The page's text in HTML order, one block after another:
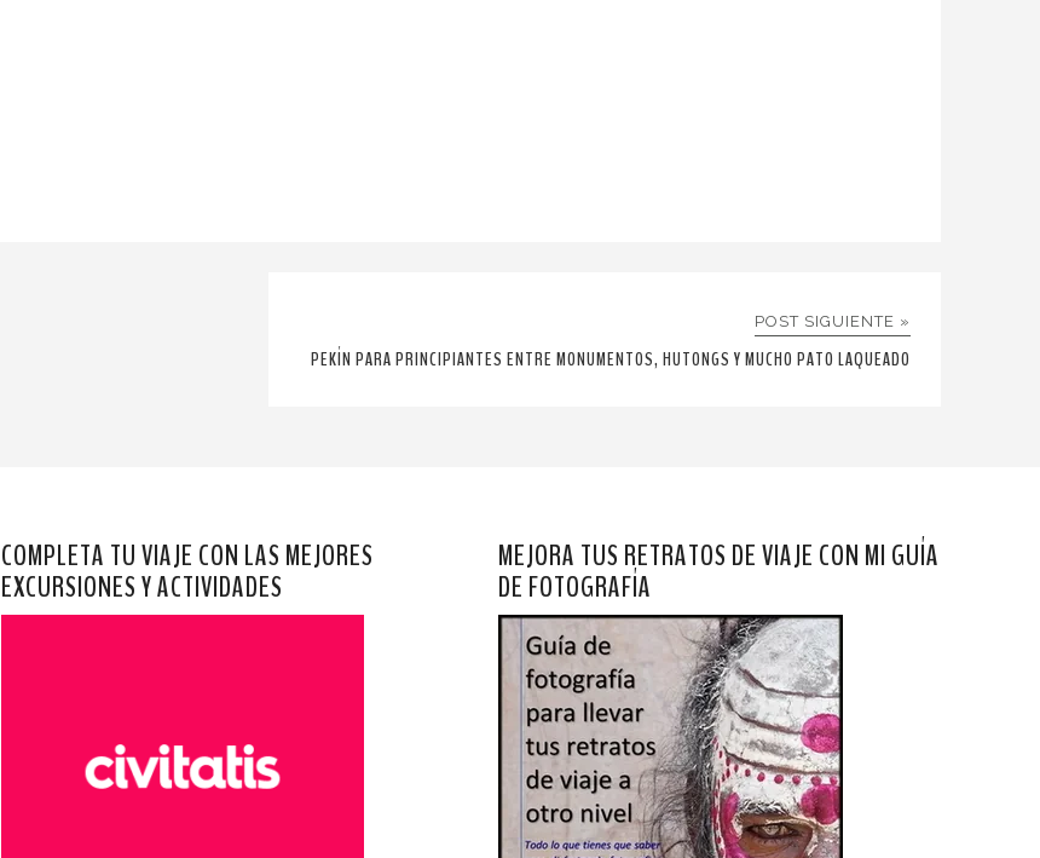
POST SIGUIENTE »
PEKÍN PARA PRINCIPIANTES ENTRE MONUMENTOS, HUTONGS Y MUCHO PATO LAQUEADO
COMPLETA TU VIAJE CON LAS MEJORES
EXCURSIONES Y ACTIVIDADES
MEJORA TUS RETRATOS DE VIAJE CON MI GUÍA
DE FOTOGRAFÍA